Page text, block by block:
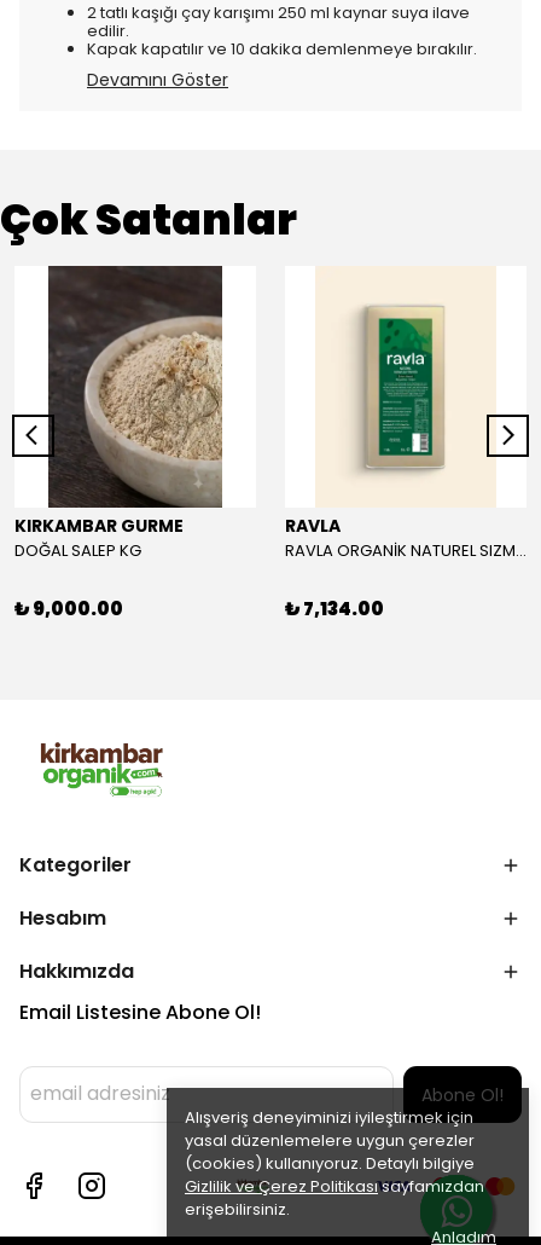
Alışveriş deneyiminizi iyileştirmek için
yasal düzenlemelere uygun çerezler
(cookies) kullanıyoruz. Detaylı bilgiye
Gizlilik ve Çerez Politikasısayfamızdan
erişebilirsiniz.
Anladım
2 tatlı kaşığı çay karışımı 250 ml kaynar suya ilave
edilir.
Kapak kapatılır ve 10 dakika demlenmeye bırakılır.
Devamını Göster
Çok Satanlar
KIRKAMBAR GURME
DOĞAL SALEP KG
₺ 9,000.00
RAVLA
RAVLA ORGANİK NATUREL SIZMA ZEYTİNYAĞI 5L
₺ 7,134.00
Kategoriler
Hesabım
Hakkımızda
Email Listesine Abone Ol!
Abone Ol!